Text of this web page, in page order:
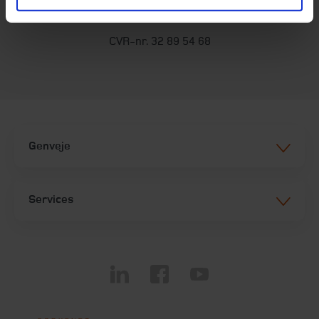
info@beierholm.dk
CVR-nr. 32 89 54 68
Genveje
Services